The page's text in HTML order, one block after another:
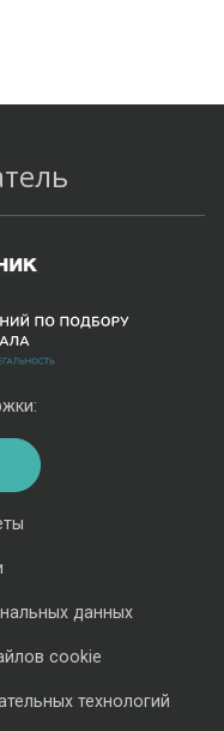
данных
cookie
технологий